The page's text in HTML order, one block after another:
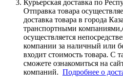
Курьерская доставка по
Отправка товара
доставка товара в города
транспортными
осуществляется
компании за наличный или
входит стоимость товара. С
сможете ознакомиться на
компаний. Подробнее о